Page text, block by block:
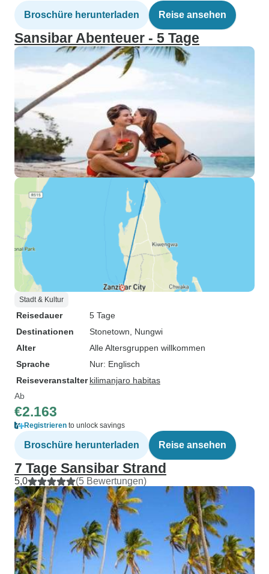
Broschüre herunterladen Reise ansehen
Sansibar Abenteuer - 5 Tage
Stadt & Kultur
Reisedauer
5 Tage
Destinationen
Stonetown , Nungwi
Alter
Alle Altersgruppen willkommen
Sprache
Nur: Englisch
Reiseveranstalter kilimanjaro habitas
Ab
€2.163
Registrieren to unlock savings
Broschüre herunterladen Reise ansehen
7 Tage Sansibar Strand
5,0 (5 Bewertungen)